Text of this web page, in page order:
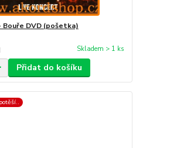
Bouře DVD (pošetka)
Skladem > 1 ks
Přidat do košíku